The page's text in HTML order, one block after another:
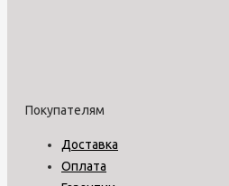
Покупателям
Доставка
Оплата